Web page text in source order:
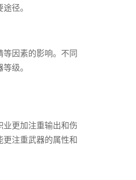
径。
因素的影响。不同
级。
更加注重输出和伤
注重武器的属性和